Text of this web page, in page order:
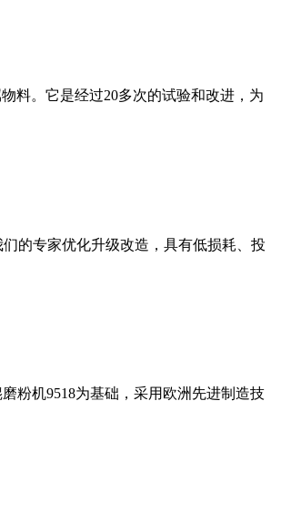
料。它是经过20多次的试验和改进，为
的专家优化升级改造，具有低损耗、投
粉机9518为基础，采用欧洲先进制造技